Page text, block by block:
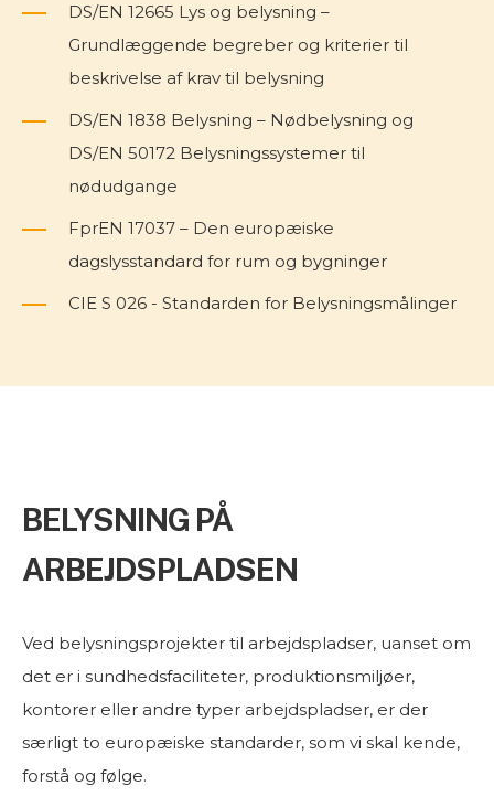
DS/EN 12665 Lys og belysning –
Grundlæggende begreber og kriterier til
beskrivelse af krav til belysning
DS/EN 1838 Belysning – Nødbelysning og
DS/EN 50172 Belysningssystemer til
nødudgange
FprEN 17037 – Den europæiske
dagslysstandard for rum og bygninger
CIE S 026 - Standarden for Belysningsmålinger
BELYSNING PÅ
ARBEJDSPLADSEN
Ved belysningsprojekter til arbejdspladser, uanset om
det er i sundhedsfaciliteter, produktionsmiljøer,
kontorer eller andre typer arbejdspladser, er der
særligt to europæiske standarder, som vi skal kende,
forstå og følge.